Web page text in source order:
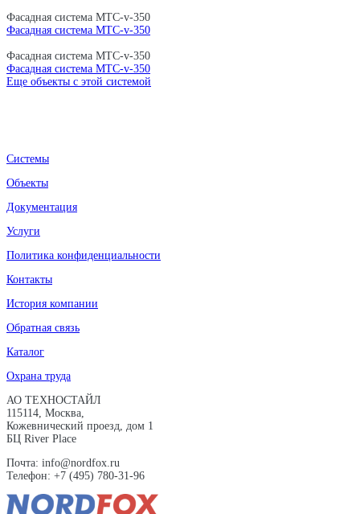
Фасадная система MTC-v-350
Фасадная система MTC-v-350
Фасадная система MTC-v-350
Фасадная система MTC-v-350
Еще объекты с этой системой
Системы
Объекты
Документация
Услуги
Политика конфиденциальности
Контакты
История компании
Обратная связь
Каталог
Охрана труда
АО ТЕХНОСТАЙЛ
115114, Москва,
Кожевнический проезд, дом 1
БЦ River Place
Почта: info@nordfox.ru
Телефон: +7 (495) 780-31-96